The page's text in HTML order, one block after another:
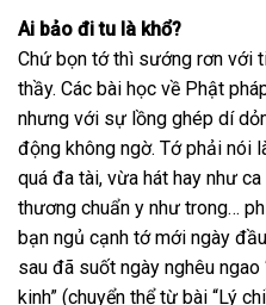
Ai bảo đi tu là khổ?
Chứ bọn tớ thì sướng rơn với
thầy. Các bài học về Phật
nhưng với sự lồng ghép dí
động không ngờ. Tớ phải nói
quá đa tài, vừa hát hay như
thương chuẩn y như trong…
bạn ngủ cạnh tớ mới ngày
sau đã suốt ngày nghêu ngao
kinh” (chuyển thể từ bài “Lý